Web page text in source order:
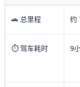
经销商
🚗 总里程 约
⏱️ 驾车耗时 9